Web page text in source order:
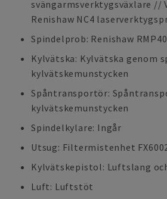
svängarmsverktygsväxlare //
Renishaw NC4
Spindelprob: Renishaw
Kylvätska: Kylvätska genom
kylvätskemunstycken
Spåntransportör:
kylvätskemunstycken
Spindelkylare: Ingår
Utsug: Filtermistenhet
Kylvätskepistol: Luftslang
Luft: Luftstöt